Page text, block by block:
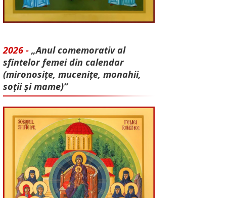
2026 - „Anul comemorativ al
sfintelor femei din calendar
(mironosițe, mu­cenițe, monahii,
soții și mame)”